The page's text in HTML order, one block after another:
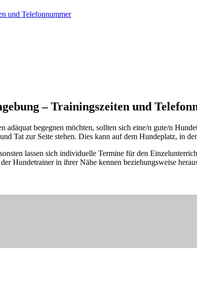
und Telefonnummer
– Trainingszeiten und
begegnen möchten, sollten sich eine/n gute/n
Tat zur Seite stehen. Dies kann auf dem Hundeplatz, in
lassen sich individuelle Termine für den
Hundetrainer in ihrer Nähe kennen beziehungsweise